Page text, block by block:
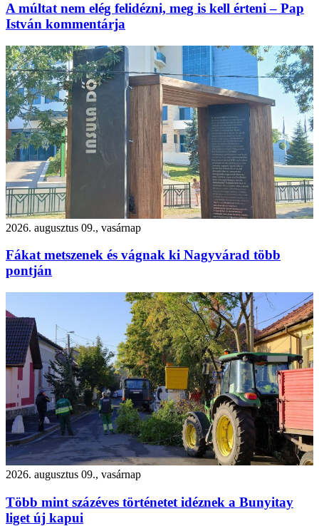
A múltat nem elég felidézni, meg is kell érteni – Pap
István kommentárja
2026. augusztus 09., vasárnap
Fákat metszenek és vágnak ki Nagyvárad több
pontján
2026. augusztus 09., vasárnap
Több mint százéves történetet idéznek a Bunyitay
liget új kapui